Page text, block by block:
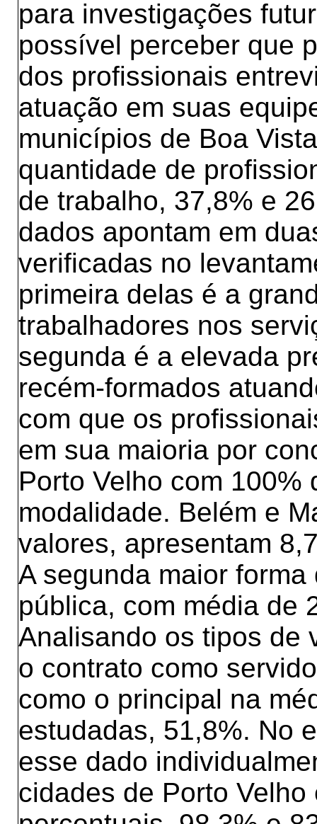
para investigações
possível perceber que
dos profissionais
atuação em suas
municípios de Boa
quantidade de
de trabalho, 37,8% e
dados apontam em
verificadas no
primeira delas é a
trabalhadores nos
segunda é a elevada
recém-formados
com que os
em sua maioria por
Porto Velho com 100%
modalidade. Belém e
valores, apresentam
A segunda maior
pública, com média de
Analisando os tipos de
o contrato como
como o principal na
estudadas, 51,8%. No
esse dado
cidades de Porto